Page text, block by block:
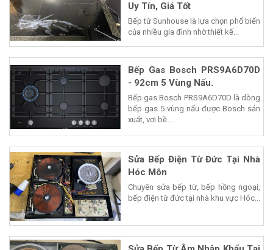
Uy Tín, Giá Tốt
Bếp từ Sunhouse là lựa chọn phổ biến
của nhiều gia đình nhờ thiết kế...
Bếp Gas Bosch PRS9A6D70D
- 92cm 5 Vùng Nấu.
Bếp gas Bosch PRS9A6D70D là dòng
bếp gas 5 vùng nấu được Bosch sản
xuất, vơi bề...
Sửa Bếp Điện Từ Đức Tại Nhà
Hóc Môn
Chuyên sửa bếp từ, bếp hồng ngoại,
bếp điện từ đức tại nhà khu vực Hóc...